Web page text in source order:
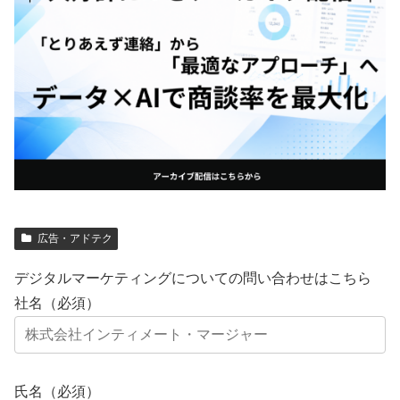
広告・アドテク
デジタルマーケティングについての問い合わせはこちら
社名（必須）
氏名（必須）